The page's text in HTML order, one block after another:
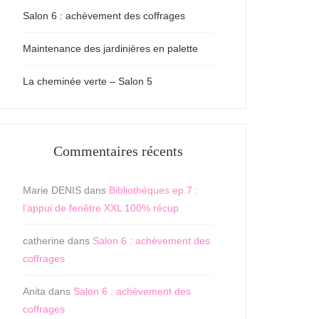
Salon 6 : achèvement des coffrages
Maintenance des jardinières en palette
La cheminée verte – Salon 5
Commentaires récents
Marie DENIS dans Bibliothèques ep.7 :
l’appui de fenêtre XXL 100% récup
catherine dans Salon 6 : achèvement des
coffrages
Anita dans Salon 6 : achèvement des
coffrages